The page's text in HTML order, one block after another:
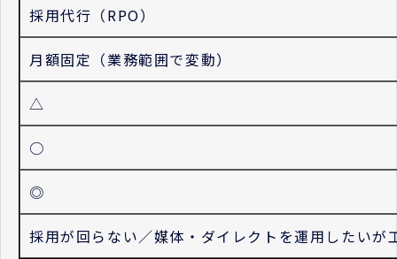
採用代行（RPO）
月額固定（業務範囲で変動）
△
○
◎
採用が回らない／媒体・ダイレクトを運用したいが